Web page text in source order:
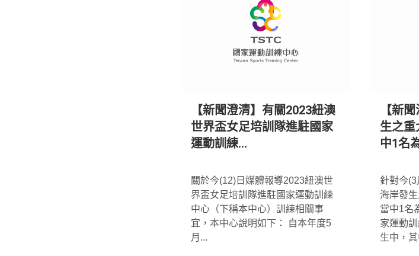
【新聞澄清】有關2023紐澳
世界盃女足培訓隊進駐國家
運動訓練...
關於今(12)日媒體報導2023紐澳世
界盃女足培訓隊進駐國家運動訓練
中心（下稱本中心）訓練相關事
宜，本中心說明如下： 自本年度5
月...
【新
生之
中1名
針對今
海岸發
當中1名
家運動
生中，